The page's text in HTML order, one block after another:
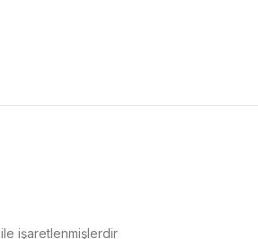
ile işaretlenmişlerdir